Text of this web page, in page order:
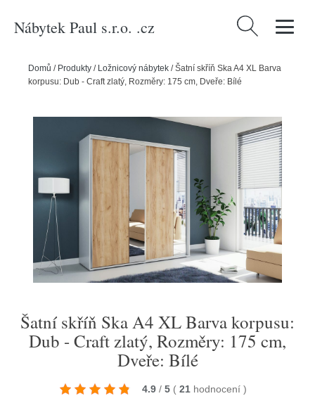
Nábytek Paul s.r.o. .cz Vyhledávání
Domů / Produkty / Ložnicový nábytek /Šatní skříň Ska A4 XL Barva
korpusu: Dub - Craft zlatý, Rozměry: 175 cm, Dveře: Bílé
Šatní skříň Ska A4 XL Barva korpusu:
Dub - Craft zlatý, Rozměry: 175 cm,
Dveře: Bílé
4.9 / 5 ( 21 hodnocení )